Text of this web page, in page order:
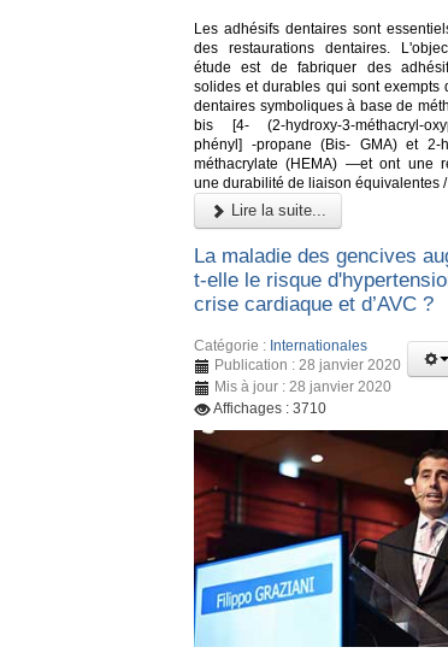
Les adhésifs dentaires sont
des restaurations dentaires.
étude est de fabriquer des
solides et durables qui sont exempts
dentaires symboliques à base de
bis [4- (2-hydroxy-3-méthacryl-
phényl] -propane (Bis- GMA) et 2-
méthacrylate (HEMA) —et ont une
une durabilité de liaison équivalentes
Lire la suite...
La maladie des gencives
t-elle le risque
crise cardiaque et d’AVC ?
Catégorie : Internationales
Publication : 28 janvier 2020
Mis à jour : 28 janvier 2020
Affichages : 3710